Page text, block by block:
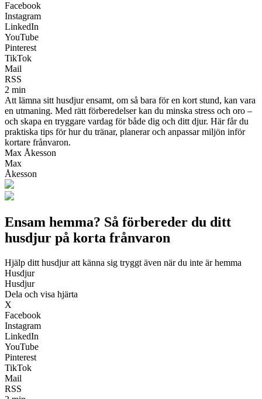
Facebook
Instagram
LinkedIn
YouTube
Pinterest
TikTok
Mail
RSS
2 min
Att lämna sitt husdjur ensamt, om så bara för en kort stund, kan vara
en utmaning. Med rätt förberedelser kan du minska stress och oro –
och skapa en tryggare vardag för både dig och ditt djur. Här får du
praktiska tips för hur du tränar, planerar och anpassar miljön inför
kortare frånvaron.
Max Åkesson
Max
Åkesson
Ensam hemma? Så förbereder du ditt
husdjur på korta frånvaron
Hjälp ditt husdjur att känna sig tryggt även när du inte är hemma
Husdjur
Husdjur
Dela och visa hjärta
X
Facebook
Instagram
LinkedIn
YouTube
Pinterest
TikTok
Mail
RSS